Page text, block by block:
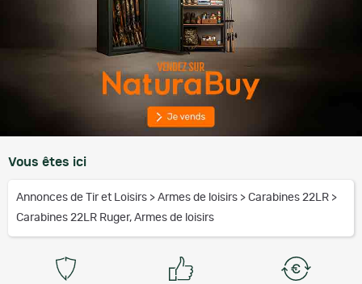
Vous êtes ici
Annonces de Tir et Loisirs > Armes de loisirs > Carabines 22LR >
Carabines 22LR Ruger, Armes de loisirs